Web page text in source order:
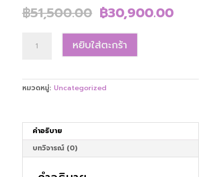
฿51,500.00 Original
price
was:
฿51,500.00.
฿30,900.00Current
เบลเยี่ยม
หยิบใส่ตะกร้า
หมวดหมู่: Uncategorized
คำอธิบาย
บทวิจารณ์ (0)